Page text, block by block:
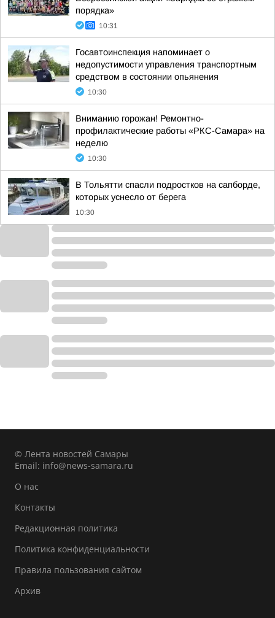
порядка»
10:31
Госавтоинспекция напоминает о
недопустимости управления транспортным
средством в состоянии опьянения
10:30
Вниманию горожан! Ремонтно-
профилактические работы «РКС-Самара» на
неделю
10:30
В Тольятти спасли подростков на сапборде,
которых уснесло от берега
10:30
© Лента новостей Самары
Email: info@news-samara.ru
О нас
Контакты
Редакционная политика
Политика конфиденциальности
Правила пользования сайтом
Архив